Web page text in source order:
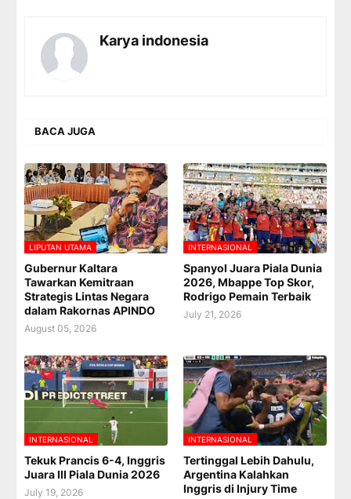
Karya indonesia
BACA JUGA
LIPUTAN UTAMA
Gubernur Kaltara
Tawarkan Kemitraan
Strategis Lintas Negara
dalam Rakornas APINDO
August 05, 2026
INTERNASIONAL
Spanyol Juara Piala Dunia
2026, Mbappe Top Skor,
Rodrigo Pemain Terbaik
July 21, 2026
INTERNASIONAL
Tekuk Prancis 6-4, Inggris
Juara III Piala Dunia 2026
July 19, 2026
INTERNASIONAL
Tertinggal Lebih Dahulu,
Argentina Kalahkan
Inggris di Injury Time